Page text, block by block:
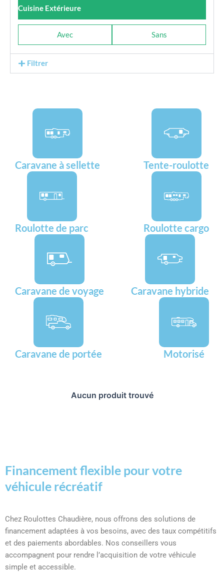
Cuisine Extérieure
Avec Sans
Filtrer
Caravane à sellette Tente-roulotte
Roulotte de parc Roulotte cargo
Caravane de voyage Caravane hybride
Caravane de portée Motorisé
Aucun produit trouvé
Financement flexible pour votre
véhicule récréatif
Chez Roulottes Chaudière, nous offrons des solutions de
financement adaptées à vos besoins, avec des taux compétitifs
et des paiements abordables. Nos conseillers vous
accompagnent pour rendre l’acquisition de votre véhicule
simple et accessible.